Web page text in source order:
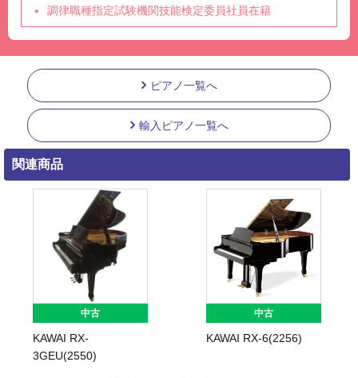
調律職種指定試験機関技能検定委員社員在籍
ピアノ一覧へ
輸入ピアノ一覧へ
関連商品
中古
KAWAI RX-
3GEU(2550)
中古
KAWAI RX-6(2256)